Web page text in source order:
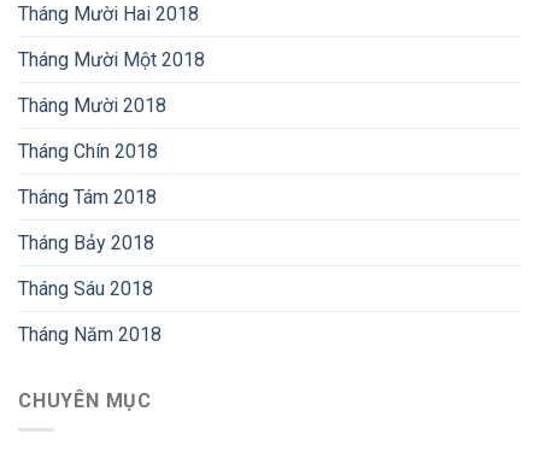
Tháng Mười Hai 2018
Tháng Mười Một 2018
Tháng Mười 2018
Tháng Chín 2018
Tháng Tám 2018
Tháng Bảy 2018
Tháng Sáu 2018
Tháng Năm 2018
CHUYÊN MỤC